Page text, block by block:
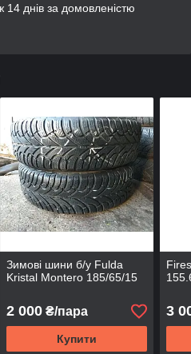
днів за домовленістю
Зимові шини б/у Fulda
Kristal Montero 185/65/15
2 000₴/пара
Купити
3